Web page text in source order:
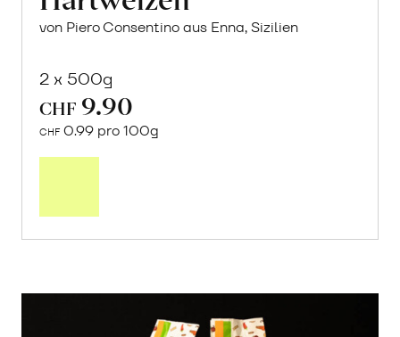
von Piero Consentino aus Enna, Sizilien
2 x 500g
CHF 9.90
CHF 0.99 pro 100g